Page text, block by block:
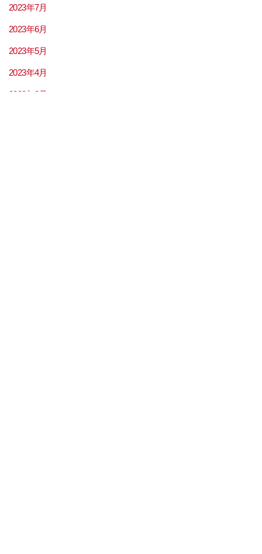
2023年7月
2023年6月
2023年5月
2023年4月
2023年3月